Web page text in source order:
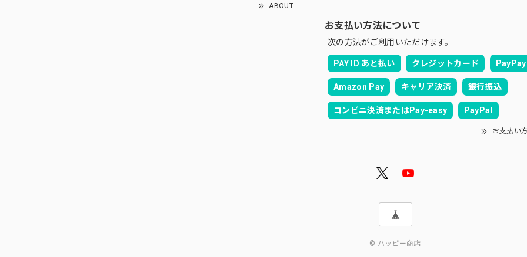
ABOUT
お支払い方法について
次の方法がご利用いただけます。
PAY ID あと払い クレジットカード PayPay
Amazon Pay キャリア決済 銀行振込
コンビニ決済またはPay-easy PayPal
お支払い
© ハッピー商店